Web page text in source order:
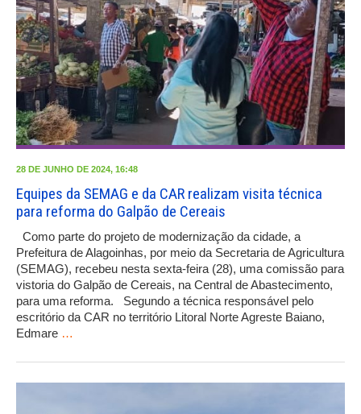
28 DE JUNHO DE 2024, 16:48
Equipes da SEMAG e da CAR realizam visita técnica
para reforma do Galpão de Cereais
Como parte do projeto de modernização da cidade, a
Prefeitura de Alagoinhas, por meio da Secretaria de Agricultura
(SEMAG), recebeu nesta sexta-feira (28), uma comissão para
vistoria do Galpão de Cereais, na Central de Abastecimento,
para uma reforma. Segundo a técnica responsável pelo
escritório da CAR no território Litoral Norte Agreste Baiano,
Edmare …